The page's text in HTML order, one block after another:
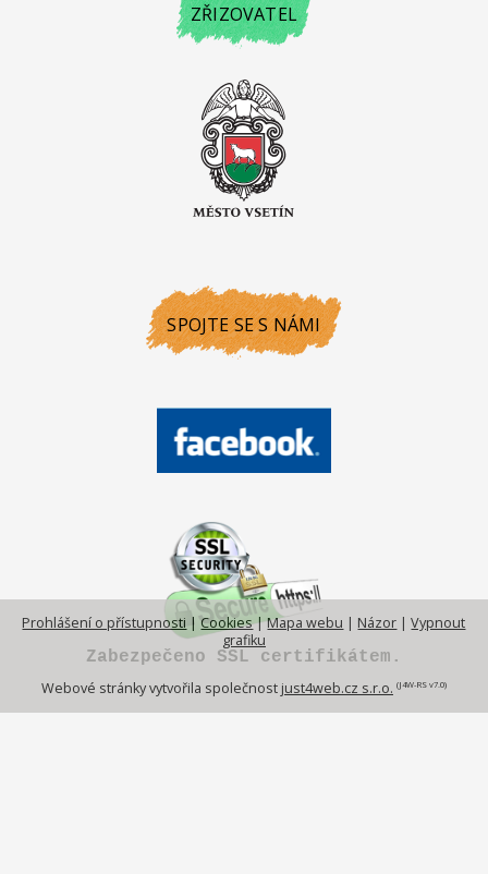
ZŘIZOVATEL
SPOJTE SE S NÁMI
Zabezpečeno SSL certifikátem.
Prohlášení o přístupnosti |Cookies|Mapa webu | Názor |Vypnout
grafiku
Webové stránky vytvořila společnost just4web.cz s.r.o. (J4W-RS v7.0)